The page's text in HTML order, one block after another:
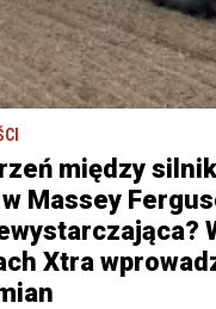
między
Massey
Xtra